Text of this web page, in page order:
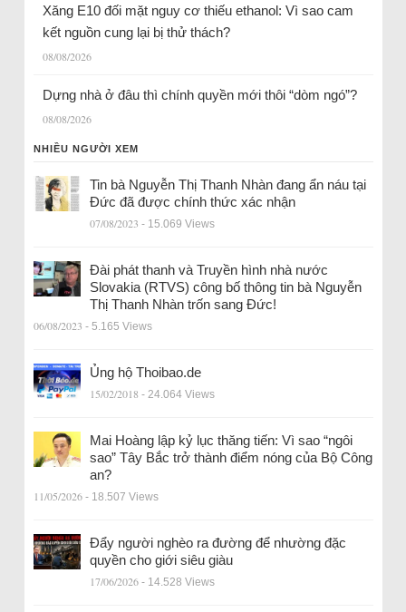
Xăng E10 đối mặt nguy cơ thiếu ethanol: Vì sao cam
kết nguồn cung lại bị thử thách?
08/08/2026
Dựng nhà ở đâu thì chính quyền mới thôi “dòm ngó”?
08/08/2026
NHIỀU NGƯỜI XEM
Tin bà Nguyễn Thị Thanh Nhàn đang ẩn náu tại
Đức đã được chính thức xác nhận
07/08/2023 - 15.069 Views
Đài phát thanh và Truyền hình nhà nước
Slovakia (RTVS) công bố thông tin bà Nguyễn
Thị Thanh Nhàn trốn sang Đức!
06/08/2023 - 5.165 Views
Ủng hộ Thoibao.de
15/02/2018 - 24.064 Views
Mai Hoàng lập kỷ lục thăng tiến: Vì sao “ngôi
sao” Tây Bắc trở thành điểm nóng của Bộ Công
an?
11/05/2026 - 18.507 Views
Đẩy người nghèo ra đường để nhường đặc
quyền cho giới siêu giàu
17/06/2026 - 14.528 Views